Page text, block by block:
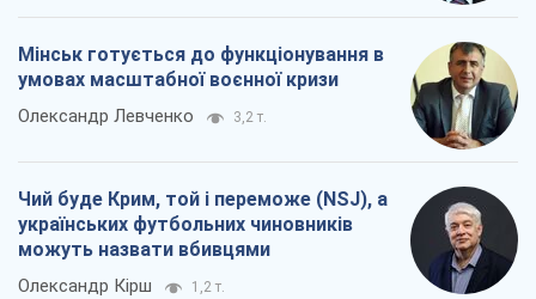
Мінськ готується до функціонування в
умовах масштабної воєнної кризи
Олександр Левченко 3,2 т.
Чий буде Крим, той і переможе (NSJ), а
українських футбольних чиновників
можуть назвати вбивцями
Олександр Кірш 1,2 т.